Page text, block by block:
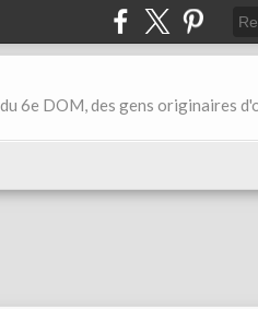
6e DOM, des gens originaires